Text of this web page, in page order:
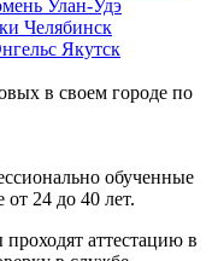
Улан-Удэ
Челябинск
Якутск
в своем городе по
обученные
24 до 40 лет.
аттестацию в